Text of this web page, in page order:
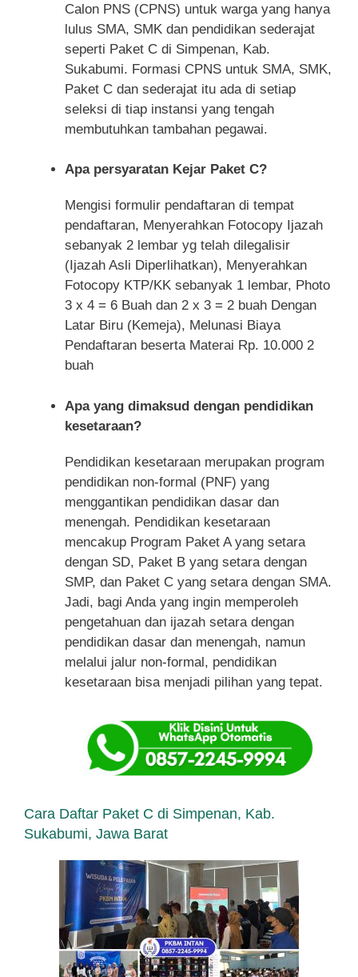
Calon PNS (CPNS) untuk warga yang hanya
lulus SMA, SMK dan pendidikan sederajat
seperti Paket C di Simpenan, Kab.
Sukabumi. Formasi CPNS untuk SMA, SMK,
Paket C dan sederajat itu ada di setiap
seleksi di tiap instansi yang tengah
membutuhkan tambahan pegawai.
Apa persyaratan Kejar Paket C?
Mengisi formulir pendaftaran di tempat
pendaftaran, Menyerahkan Fotocopy Ijazah
sebanyak 2 lembar yg telah dilegalisir
(Ijazah Asli Diperlihatkan), Menyerahkan
Fotocopy KTP/KK sebanyak 1 lembar, Photo
3 x 4 = 6 Buah dan 2 x 3 = 2 buah Dengan
Latar Biru (Kemeja), Melunasi Biaya
Pendaftaran beserta Materai Rp. 10.000 2
buah
Apa yang dimaksud dengan pendidikan
kesetaraan?
Pendidikan kesetaraan merupakan program
pendidikan non-formal (PNF) yang
menggantikan pendidikan dasar dan
menengah. Pendidikan kesetaraan
mencakup Program Paket A yang setara
dengan SD, Paket B yang setara dengan
SMP, dan Paket C yang setara dengan SMA.
Jadi, bagi Anda yang ingin memperoleh
pengetahuan dan ijazah setara dengan
pendidikan dasar dan menengah, namun
melalui jalur non-formal, pendidikan
kesetaraan bisa menjadi pilihan yang tepat.
Cara Daftar Paket C di Simpenan, Kab.
Sukabumi, Jawa Barat